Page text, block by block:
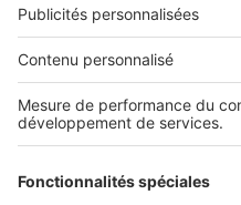
Nos solutions pro